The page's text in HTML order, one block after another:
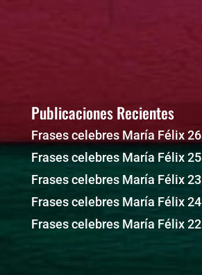
Publicaciones Recientes
Frases celebres María Félix 26
Frases celebres María Félix 25
Frases celebres María Félix 23
Frases celebres María Félix 24
Frases celebres María Félix 22